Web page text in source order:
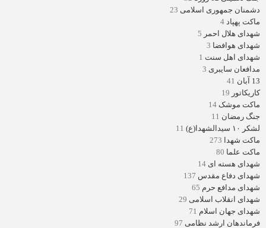
دشمنان جمهوری اسلامی 23
ماکت پهپاد 4
شهدای هلال احمر 5
شهدای هوافضا 3
شهدای اهل سنت 1
مدافعان سایبری 3
13 آبان
41
کاریکاتور 19
ماکت موشک 14
جنگ رمضان 11
لشکر ۱۰ سیدالشهدا(ع)
11
ماکت شهدا 273
ماکت علما 80
شهدای هسته ای 14
شهدای دفاع مقدس 137
شهدای مدافع حرم 65
شهدای انقلاب اسلامی 29
شهدای جهان اسلام 71
فرماندهان ارشد نظامی 97